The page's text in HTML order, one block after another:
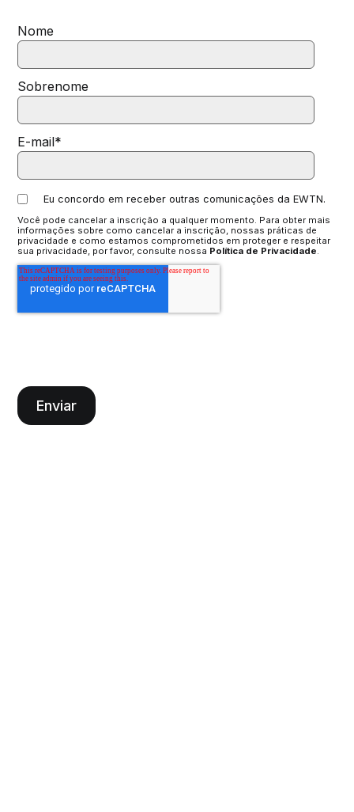
Nome
Sobrenome
E-mail*
Eu concordo em receber outras comunicações da EWTN.
Você pode cancelar a inscrição a qualquer momento. Para obter mais
informações sobre como cancelar a inscrição, nossas práticas de
privacidade e como estamos comprometidos em proteger e respeitar
sua privacidade, por favor, consulte nossa Política de Privacidade